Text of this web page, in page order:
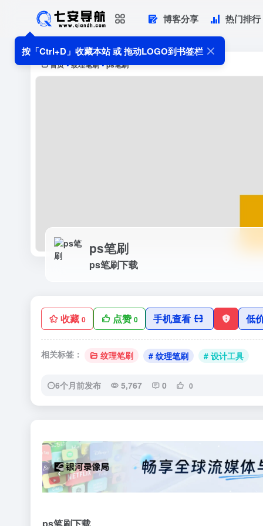
按「Ctrl+D」收藏本站 或 拖动LOGO到书签栏
博客分享 热门排行
首页 • 纹理笔刷 • ps笔刷
ps笔刷
ps笔刷下载
收藏 0 点赞0 手机查看 低
相关标签： 纹理笔刷 # 纹理笔刷 # 设计工具
6个月前发布 5,767 0 0
ps笔刷
ps笔刷下载
‹